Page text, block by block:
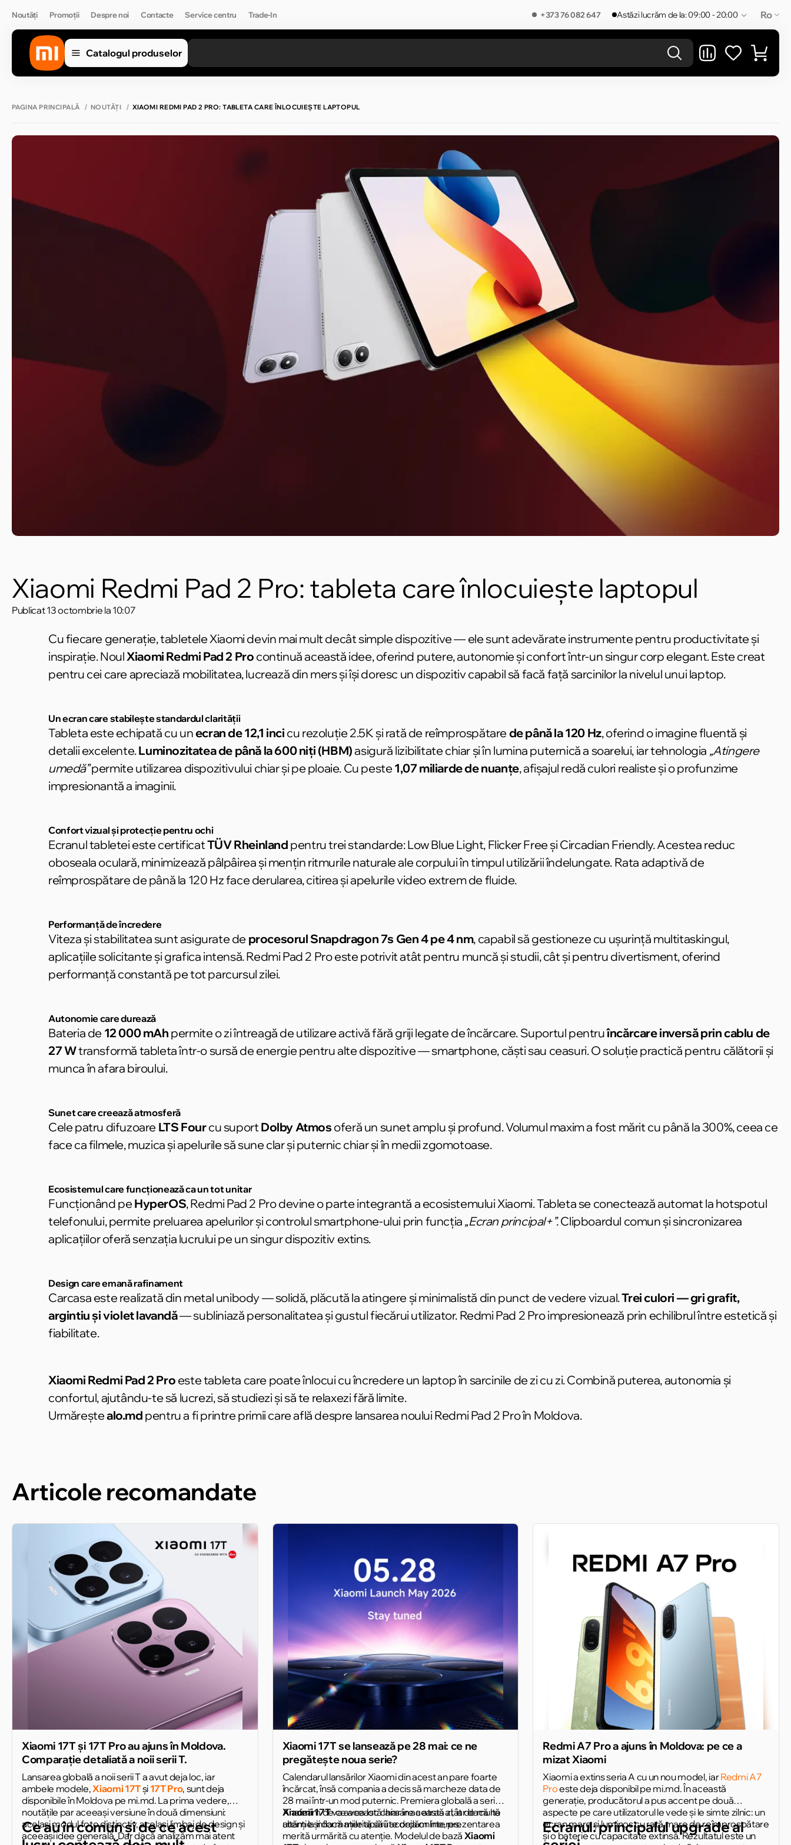
Noutăți Promoții Despre noi Contacte Service centru Trade-In +373 76 082 647 Astăzi lucrăm de la: 09:00 - 20:00 Ro
Catalogul produselor
PAGINA PRINCIPALĂ NOUTĂȚI XIAOMI REDMI PAD 2 PRO: TABLETA CARE ÎNLOCUIEȘTE LAPTOPUL
Xiaomi Redmi Pad 2 Pro: tableta care înlocuiește laptopul
Publicat13 octombrie la 10:07
Cu fiecare generație, tabletele Xiaomi devin mai mult decât simple dispozitive — ele sunt adevărate instrumente pentru productivitate și
inspirație. Noul Xiaomi Redmi Pad 2 Pro continuă această idee, oferind putere, autonomie și confort într-un singur corp elegant. Este creat
pentru cei care apreciază mobilitatea, lucrează din mers și își doresc un dispozitiv capabil să facă față sarcinilor la nivelul unui laptop.
Un ecran care stabilește standardul clarității
Tableta este echipată cu unecran de 12,1 inci cu rezoluție 2.5K și rată de reîmprospătare de până la 120 Hz, oferind o imagine fluentă și
detalii excelente.Luminozitatea de până la 600 niți (HBM)asigură lizibilitate chiar și în lumina puternică a soarelui, iar tehnologia „Atingere
umedă”permite utilizarea dispozitivului chiar și pe ploaie. Cu peste 1,07 miliarde de nuanțe, afișajul redă culori realiste și o profunzime
impresionantă a imaginii.
Confort vizual și protecție pentru ochi
Ecranul tabletei este certificatTÜV Rheinland pentru trei standarde: Low Blue Light, Flicker Free și Circadian Friendly. Acestea reduc
oboseala oculară, minimizează pâlpâirea și mențin ritmurile naturale ale corpului în timpul utilizării îndelungate. Rata adaptivă de
reîmprospătare de până la 120 Hz face derularea, citirea și apelurile video extrem de fluide.
Performanță de încredere
Viteza și stabilitatea sunt asigurate de procesorul Snapdragon 7s Gen 4 pe 4 nm, capabil să gestioneze cu ușurință multitaskingul,
aplicațiile solicitante și grafica intensă. Redmi Pad 2 Pro este potrivit atât pentru muncă și studii, cât și pentru divertisment, oferind
performanță constantă pe tot parcursul zilei.
Autonomie care durează
Bateria de 12 000 mAh permite o zi întreagă de utilizare activă fără griji legate de încărcare. Suportul pentruîncărcare inversă prin cablu de
27 Wtransformă tableta într-o sursă de energie pentru alte dispozitive — smartphone, căști sau ceasuri. O soluție practică pentru călătorii și
munca în afara biroului.
Sunet care creează atmosferă
Cele patru difuzoare LTS Fourcu suport Dolby Atmos oferă un sunet amplu și profund. Volumul maxim a fost mărit cu până la 300%, ceea ce
face ca filmele, muzica și apelurile să sune clar și puternic chiar și în medii zgomotoase.
Ecosistemul care funcționează ca un tot unitar
Funcționând pe HyperOS, Redmi Pad 2 Pro devine o parte integrantă a ecosistemului Xiaomi. Tableta se conectează automat la hotspotul
telefonului, permite preluarea apelurilor și controlul smartphone-ului prin funcția „Ecran principal+”. Clipboardul comun și sincronizarea
aplicațiilor oferă senzația lucrului pe un singur dispozitiv extins.
Design care emană rafinament
Carcasa este realizată din metal unibody — solidă, plăcută la atingere și minimalistă din punct de vedere vizual.Trei culori — gri grafit,
argintiu și violet lavandă— subliniază personalitatea și gustul fiecărui utilizator. Redmi Pad 2 Pro impresionează prin echilibrul între estetică și
fiabilitate.
Xiaomi Redmi Pad 2 Pro este tableta care poate înlocui cu încredere un laptop în sarcinile de zi cu zi. Combină puterea, autonomia și
confortul, ajutându-te să lucrezi, să studiezi și să te relaxezi fără limite.
Urmăreștealo.md pentru a fi printre primii care află despre lansarea noului Redmi Pad 2 Pro în Moldova.
Articole recomandate
Xiaomi 17T și 17T Pro au ajuns în Moldova.
Comparație detaliată a noii serii T.
Lansarea globală a noii serii T a avut deja loc, iar
ambele modele,Xiaomi 17Tși 17T Pro, sunt deja
disponibile în Moldova pe mi.md. La prima vedere,
noutățile par aceeași versiune în două dimensiuni:
același modul foto distinctiv, același limbaj de design și
aceeași idee generală. Dar dacă analizăm mai atent
Ce au în comun și de ce acest
Xiaomi 17T se lansează pe 28 mai: ce ne
pregătește noua serie?
Calendarul lansărilor Xiaomi din acest an pare foarte
încărcat, însă compania a decis să marcheze data de
28 mai într-un mod puternic. Premiera globală a seriei
Xiaomi 17Tva avea loc chiar în această zi, iar dacă ne
uităm la informațiile apărute deja online, prezentarea
merită urmărită cu atenție. Modelul de bază Xiaomi
Analizăm de ce această lansare a atras atât de multă
atenție și dacă merită să îi acordăm interes.
Redmi A7 Pro a ajuns în Moldova: pe ce a
mizat Xiaomi
Xiaomi a extins seria A cu un nou model, iarRedmi A7
Proeste deja disponibil pe mi.md. În această
generație, producătorul a pus accent pe două
aspecte pe care utilizatorul le vede și le simte zilnic: un
ecran mare și luminos cu rată mare de reîmprospătare
și o baterie cu capacitate extinsă. Rezultatul este un
Ecranul: principalul upgrade al